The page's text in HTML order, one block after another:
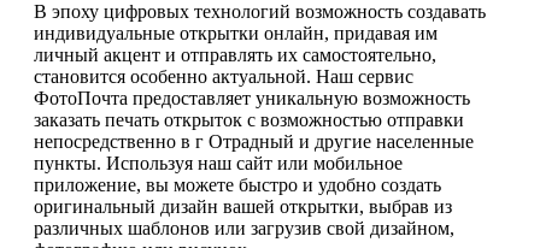
В эпоху цифровых технологий возможность создавать
индивидуальные открытки онлайн, придавая им
личный акцент и отправлять их самостоятельно,
становится особенно актуальной. Наш сервис
ФотоПочта предоставляет уникальную возможность
заказать печать открыток с возможностью отправки
непосредственно в г Отрадный и другие населенные
пункты. Используя наш сайт или мобильное
приложение, вы можете быстро и удобно создать
оригинальный дизайн вашей открытки, выбрав из
различных шаблонов или загрузив свой дизайном,